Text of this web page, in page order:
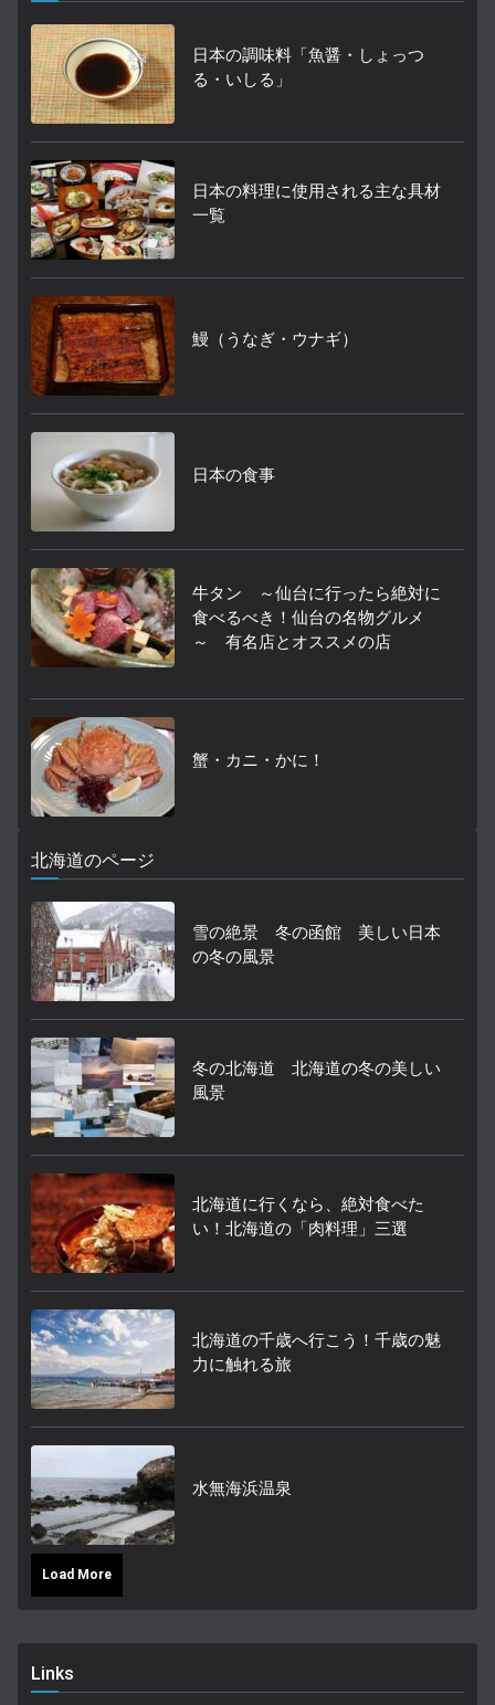
日本の調味料「魚醤・しょっつ
る・いしる」
日本の料理に使用される主な具材
一覧
鰻（うなぎ・ウナギ）
日本の食事
牛タン ～仙台に行ったら絶対に
食べるべき！仙台の名物グルメ
～ 有名店とオススメの店
蟹・カニ・かに！
北海道のページ
雪の絶景 冬の函館 美しい日本
の冬の風景
冬の北海道 北海道の冬の美しい
風景
北海道に行くなら、絶対食べた
い！北海道の「肉料理」三選
北海道の千歳へ行こう！千歳の魅
力に触れる旅
水無海浜温泉
Load More
Links